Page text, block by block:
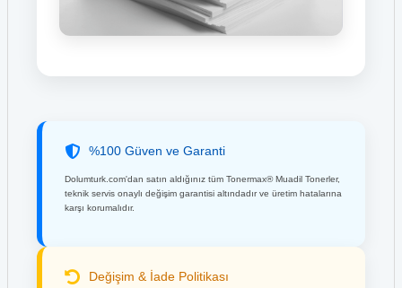
%100 Güven ve Garanti
Dolumturk.com'dan satın aldığınız tüm Tonermax® Muadil Tonerler,
teknik servis onaylı değişim garantisi altındadır ve üretim hatalarına
karşı korumalıdır.
Değişim & İade Politikası